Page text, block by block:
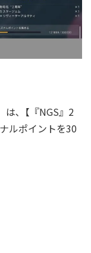
は､【『NGS』2
ルポイントを30